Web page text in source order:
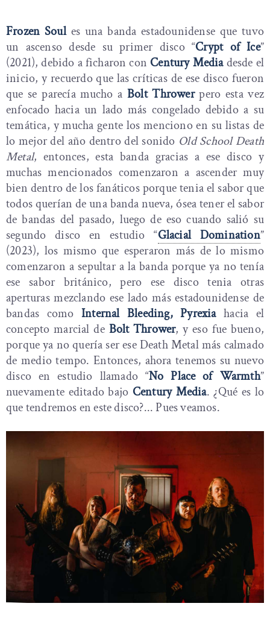
Frozen Soules una banda estadounidense que tuvo
un ascenso desde su primer disco “Crypt of Ice”
(2021), debido a ficharon conCentury Mediadesde el
inicio, y recuerdo que las críticas de ese disco fueron
que se parecía mucho a Bolt Throwerpero esta vez
enfocado hacia un lado más congelado debido a su
temática, y mucha gente los menciono en su listas de
lo mejor del año dentro del sonido Old School Death
Metal, entonces, esta banda gracias a ese disco y
muchas mencionados comenzaron a ascender muy
bien dentro de los fanáticos porque tenia el sabor que
todos querían de una banda nueva, ósea tener el sabor
de bandas del pasado, luego de eso cuando salió su
segundo disco en estudio “Glacial Domination”
(2023), los mismo que esperaron más de lo mismo
comenzaron a sepultar a la banda porque ya no tenía
ese sabor británico, pero ese disco tenia otras
aperturas mezclando ese lado más estadounidense de
bandas como Internal Bleeding, Pyrexiahacia el
concepto marcial de Bolt Thrower, y eso fue bueno,
porque ya no quería ser ese Death Metal más calmado
de medio tempo. Entonces, ahora tenemos su nuevo
disco en estudio llamado “No Place of Warmth”
nuevamente editado bajo Century Media. ¿Qué es lo
que tendremos en este disco?... Pues veamos.